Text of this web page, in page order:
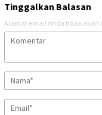
Tinggalkan Balasan
Alamat email Anda tidak akan